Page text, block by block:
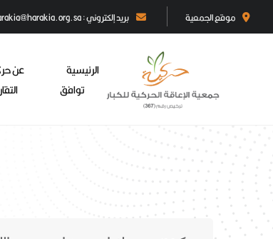
موقع الجمعية بريد إلكتروني : harakia@harakia.org.sa
الرئيسية عن
توافق